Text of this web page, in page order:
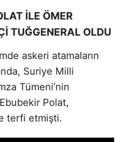
İLE ÖMER
TUĞGENERAL OLDU
askeri atamaların
Suriye Milli
Tümeni’nin
Polat,
terfi etmişti.